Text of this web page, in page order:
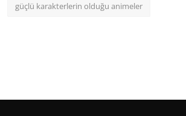
güçlü karakterlerin olduğu animeler